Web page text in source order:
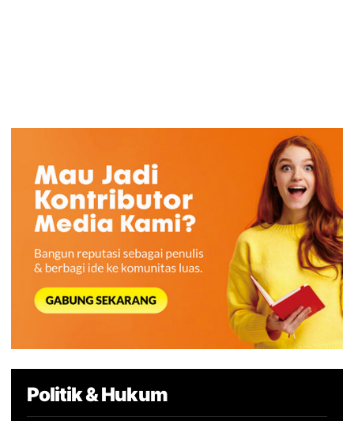
Politik & Hukum